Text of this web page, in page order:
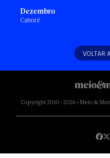
Dezembro
Caboré
VOLTAR
Copyright 2010 - 2026 • Meio &